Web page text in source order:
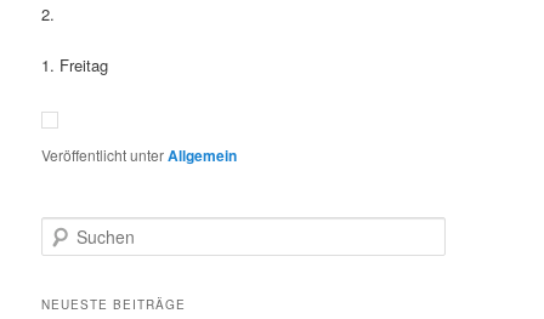
2.
1. Freitag
Veröffentlicht unterAllgemein
u
h
NEUESTE BEITRÄGE